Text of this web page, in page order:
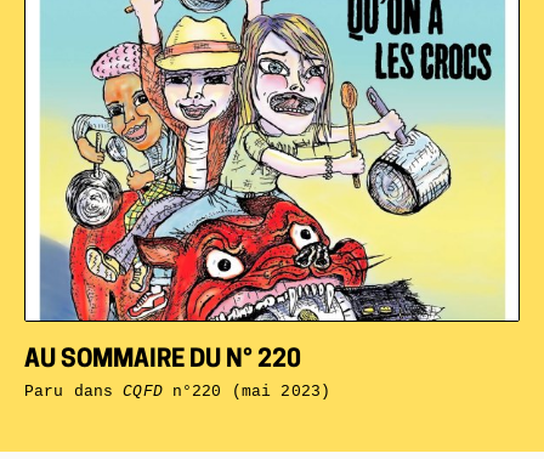
AU SOMMAIRE DU N° 220
Paru dansCQFDn°220 (mai 2023)